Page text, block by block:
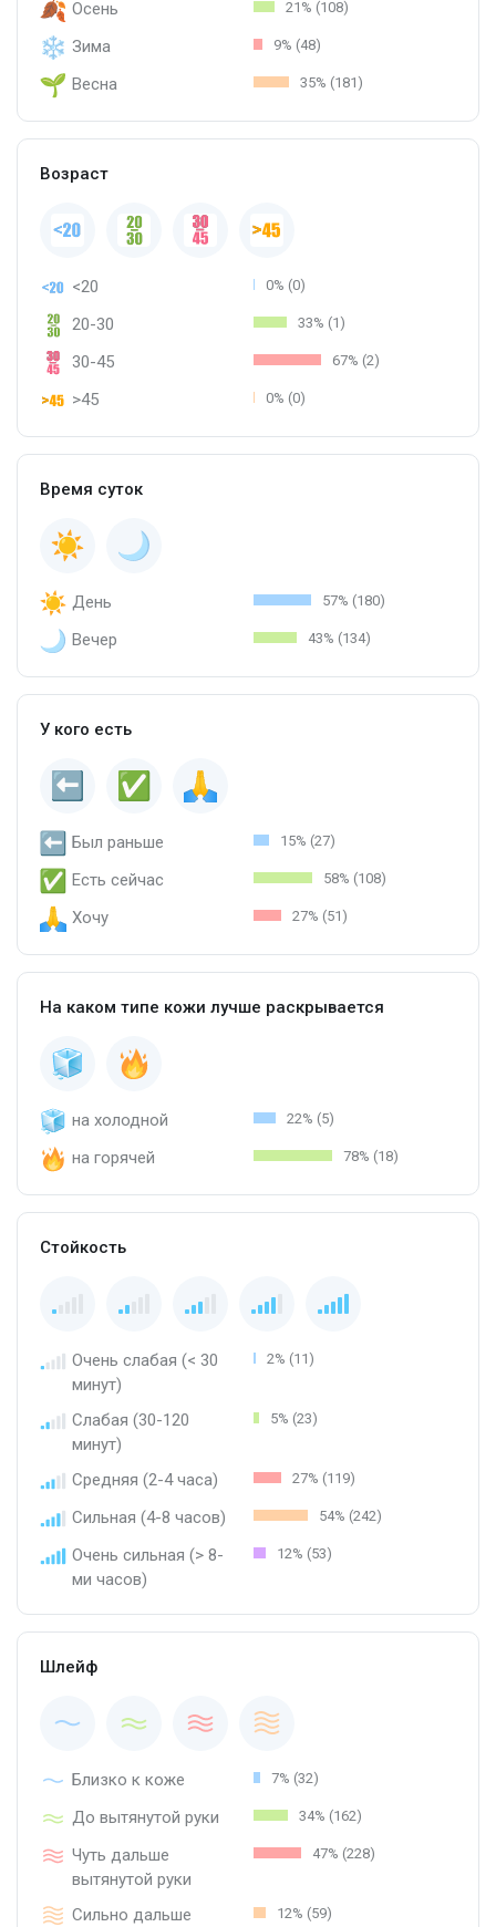
Осень 21% (108)
Зима 9% (48)
Весна 35% (181)
Возраст
<20 0% (0)
20-30 33% (1)
30-45 67% (2)
>45 0% (0)
Время суток
День 57% (180)
Вечер 43% (134)
У кого есть
Был раньше 15% (27)
Есть сейчас 58% (108)
Хочу 27% (51)
На каком типе кожи лучше раскрывается
на холодной 22% (5)
на горячей 78% (18)
Стойкость
Очень слабая (< 30
минут)
2% (11)
Слабая (30-120
минут)
5% (23)
Средняя (2-4 часа) 27% (119)
Сильная (4-8 часов) 54% (242)
Очень сильная (> 8-
ми часов)
12% (53)
Шлейф
Близко к коже 7% (32)
До вытянутой руки 34% (162)
Чуть дальше
вытянутой руки
47% (228)
Сильно дальше
12% (59)